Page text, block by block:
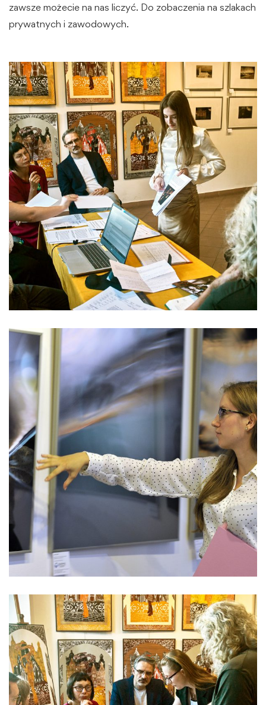
zawsze możecie na nas liczyć. Do zobaczenia na szlakach
prywatnych i zawodowych.